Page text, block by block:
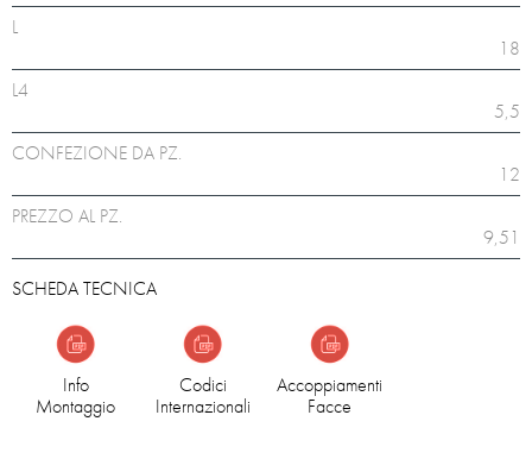
L
18
L4
5,5
CONFEZIONE DA PZ.
12
PREZZO AL PZ.
9,51
SCHEDA TECNICA
Info
Montaggio
Codici
Internazionali
Accoppiamenti
Facce